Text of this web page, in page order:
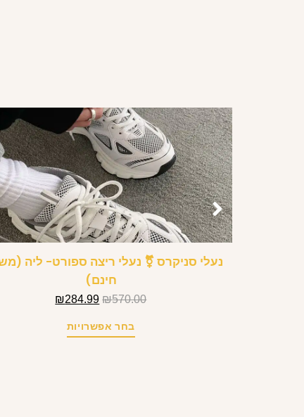
נעלי סניקרס ⚧ נעלי ריצה ספורט- ליה
חינם)
₪570.00
₪284.99
בחר אפשרויות